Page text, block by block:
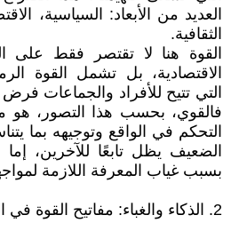
العديد من الأبعاد: السياسية،
الثقافية.
القوة هنا لا تقتصر فقط على
الاقتصادية، بل تشمل القوة
التي تتيح للأفراد والجماعات
فالقوي، بحسب هذا التصور، هو
التحكم في الواقع وتوجيهه بما
الضعيف يظل تابعًا للآخرين،
بسبب غياب المعرفة اللازمة
2. الذكاء والغباء: مفاتيح القوة في الواقع المعاصر